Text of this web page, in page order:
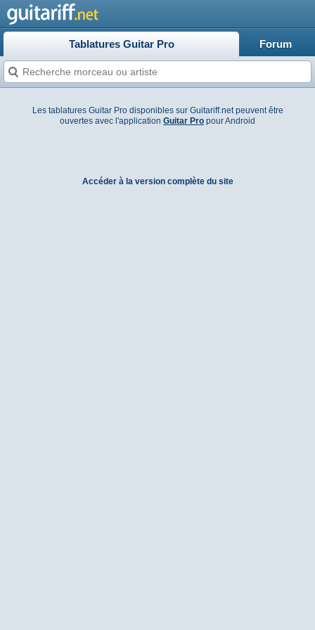
Tablatures Guitar Pro Forum
Les tablatures Guitar Pro disponibles sur Guitariff.net peuvent être
ouvertes avec l'application Guitar Pro pour Android
Accéder à la version complète du site